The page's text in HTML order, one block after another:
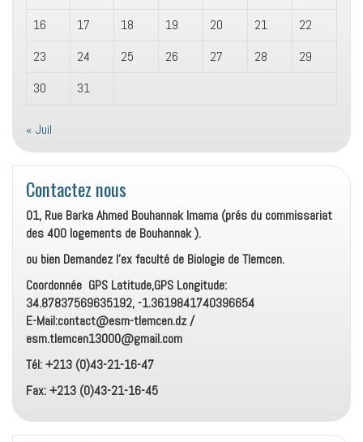
16
17 18 19 20 21
22
23
24 25 26 27 28
29
30
31
« Juil
Contactez nous
01, Rue Barka Ahmed Bouhannak Imama (prés du commissariat
des 400 logements de Bouhannak ).
ou bien Demandez l’ex faculté de Biologie de Tlemcen.
Coordonnée GPS Latitude,GPS Longitude:
34.87837569635192, -1.3619841740396654
E-Mail:contact@esm-tlemcen.dz /
esm.tlemcen13000@gmail.com
Tél: +213 (0)43-21-16-47
Fax: +213 (0)43-21-16-45